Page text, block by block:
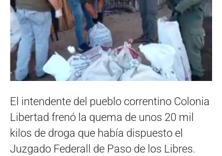
El intendente del pueblo correntino Colonia
Libertad frenó la quema de unos 20 mil
kilos de droga que había dispuesto el
Juzgado Federall de Paso de los Libres.